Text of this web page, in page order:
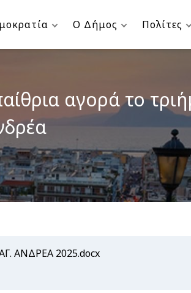
Ο Δήμος Πολίτες
αγορά το
ΑΝΔΡΕΑ 2025.docx